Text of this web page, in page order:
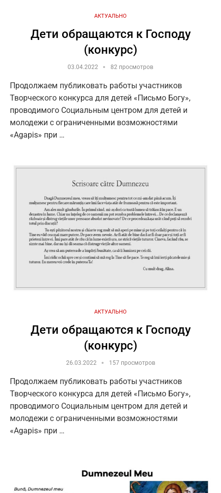
АКТУАЛЬНО
Дети обращаются к Господу
(конкурс)
03.04.2022 82 просмотров
Продолжаем публиковать работы участников
Творческого конкурса для детей «Письмо Богу»,
проводимого Социальным центром для детей и
молодежи с ограниченными возможностями
«Agapis» при …
АКТУАЛЬНО
Дети обращаются к Господу
(конкурс)
26.03.2022 157 просмотров
Продолжаем публиковать работы участников
Творческого конкурса для детей «Письмо Богу»,
проводимого Социальным центром для детей и
молодежи с ограниченными возможностями
«Agapis» при …